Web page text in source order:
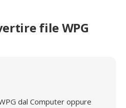
file WPG
dal Computer oppure